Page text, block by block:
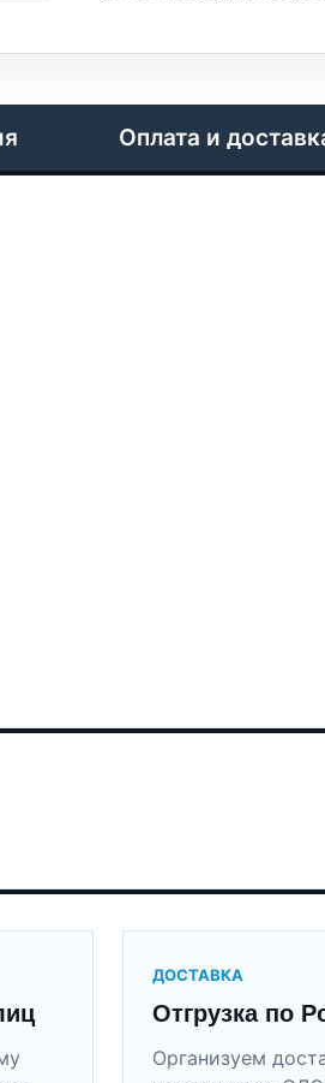
Оплата и
ДОСТАВКА
Отгрузка по
Организуем